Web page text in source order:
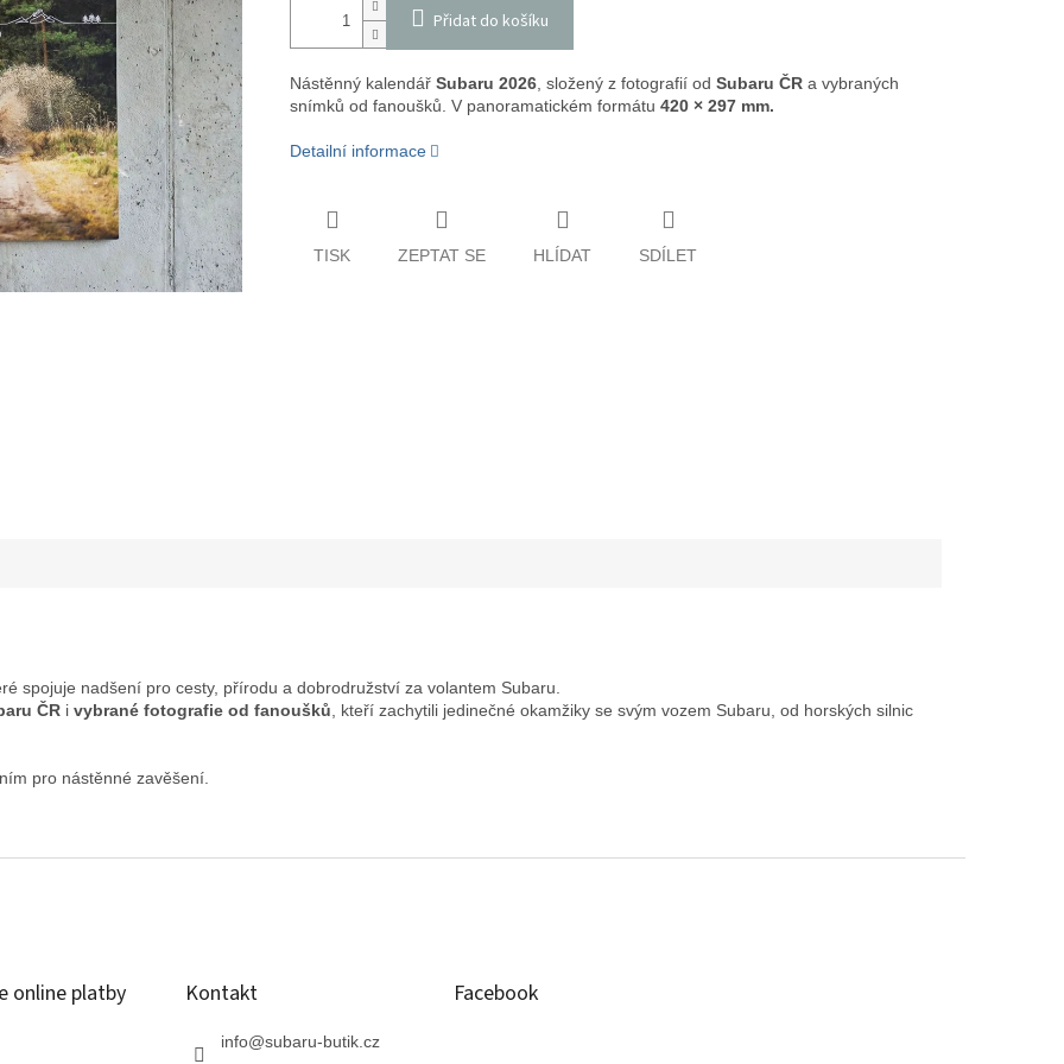
Přidat do košíku
Nástěnný kalendář Subaru 2026, složený z fotografií od Subaru ČR a vybraných
snímků od fanoušků. V panoramatickém formátu 420 × 297 mm.
Detailní informace
TISK ZEPTAT SE HLÍDAT SDÍLET
spojuje nadšení pro cesty, přírodu a dobrodružství za volantem Subaru.
ČR i vybrané fotografie od fanoušků , kteří zachytili jedinečné okamžiky se svým vozem Subaru, od horských silnic
pro nástěnné zavěšení.
online platby Kontakt
info@subaru-butik.cz
Facebook